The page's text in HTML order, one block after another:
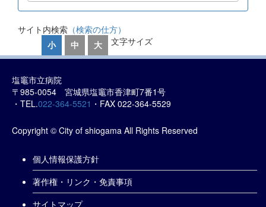
サイト内検索 （検索の仕方）
小 中 大 文字サイズ
塩竈市立病院
〒985-0054 宮城県塩竈市香津町7番1号
・TEL.022-364-5521 ・FAX 022-364-5529
Copyright © City of shiogama All Rights Reserved
個人情報保護方針
著作権・リンク・免責事項
サイトマップ